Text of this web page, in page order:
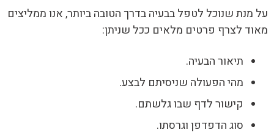
על מנת שנוכל לטפל בבעיה בדרך הטובה ביותר, אנו ממליצים
מאוד לצרף פרטים מלאים ככל שניתן:
תיאור הבעיה.
מהי הפעולה שניסיתם לבצע.
קישור לדף שבו גלשתם.
סוג הדפדפן וגרסתו.